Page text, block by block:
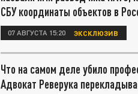
СБУ координаты объектов в
07 АВГУСТА 15:20 ЭКСКЛЮЗИВ
Что на самом деле убило
Адвокат Реверука